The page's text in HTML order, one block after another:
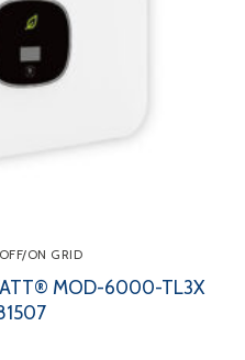
ON GRID
MOD-6000-TL3X